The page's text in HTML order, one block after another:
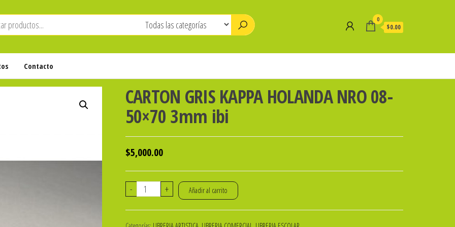
0
$0.00
Contacto
CARTON GRIS KAPPA HOLANDA NRO 08-
50×70 3mm ibi
$5,000.00
-
CARTON+ Añadir al carrito